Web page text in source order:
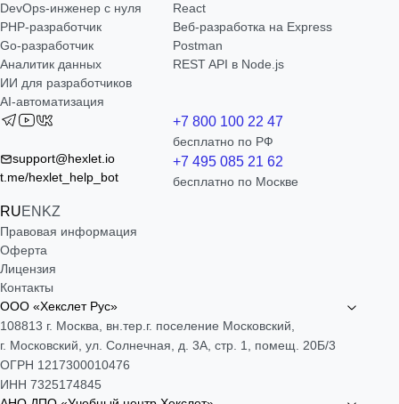
DevOps-инженер с нуля
РНР-разработчик
Go-разработчик
Аналитик данных
ИИ для разработчиков
AI-автоматизация
React
Веб-разработка на Express
Postman
REST API в Node.js
support@hexlet.io
t.me/hexlet_help_bot
RUEN KZ
+7 800 100 22 47
бесплатно по РФ
+7 495 085 21 62
бесплатно по Москве
Правовая информация
Оферта
Лицензия
Контакты
ООО «Хекслет Рус»
108813 г. Москва, вн.тер.г. поселение Московский,
г. Московский, ул. Солнечная, д. 3А, стр. 1, помещ. 20Б/3
ОГРН 1217300010476
ИНН 7325174845